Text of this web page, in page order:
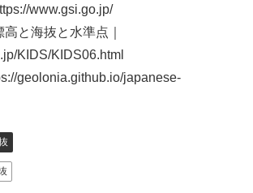
www.gsi.go.jp/
と海抜と水準点｜
KIDS/KIDS06.html
geolonia.github.io/japanese-